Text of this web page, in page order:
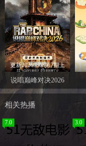
更新20260808第7期上
说唱巅峰对决2026
相关热播
7.0 3.0